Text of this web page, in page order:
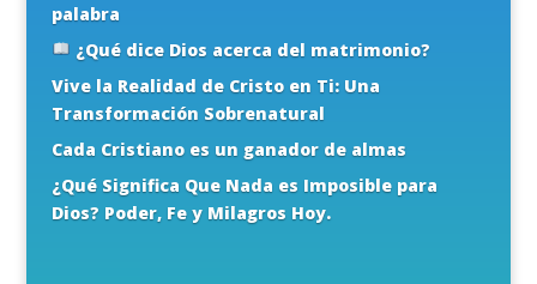
palabra
¿Qué dice Dios acerca del matrimonio?
Vive la Realidad de Cristo en Ti: Una
Transformación Sobrenatural
Cada Cristiano es un ganador de almas
¿Qué Significa Que Nada es Imposible para
Dios? Poder, Fe y Milagros Hoy.